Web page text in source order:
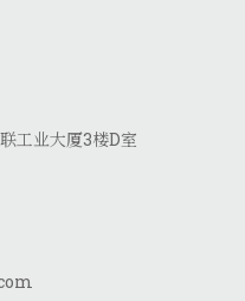
工业大厦3楼D室